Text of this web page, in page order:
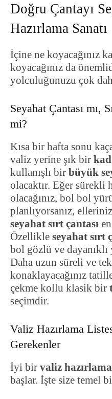
Doğru Çantayı
Hazırlama Sanatı
İçine ne koyacağınız
koyacağınız da
yolculuğunuzu çok
Seyahat Çantası mı,
mi?
Kısa bir hafta sonu
valiz yerine şık bir
kullanışlı bir büyük
olacaktır. Eğer sürekli
olacağınız, bol bol
planlıyorsanız,
seyahat sırt çantası
Özellikle seyahat sırt
bol gözlü ve dayanıklı
Daha uzun süreli ve
konaklayacağınız
çekme kollu klasik bir
seçimdir.
Valiz Hazırlama
Gerekenler
İyi bir valiz hazırlama
başlar. İşte size temel